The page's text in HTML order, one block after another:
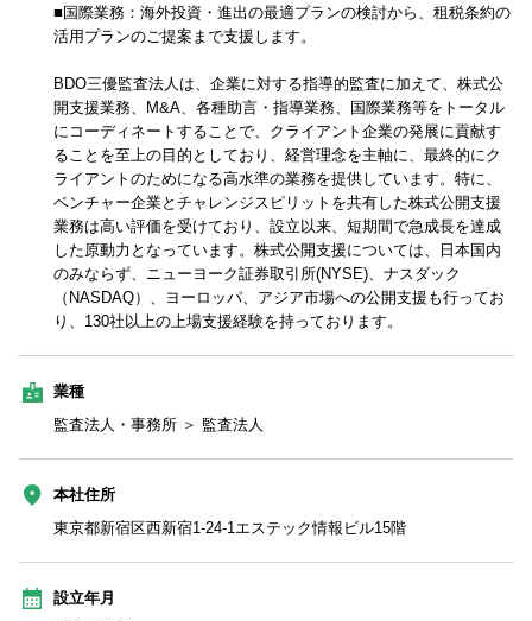
■国際業務：海外投資・進出の最適プランの検討から、租税条約の
活用プランのご提案まで支援します。
BDO三優監査法人は、企業に対する指導的監査に加えて、株式公
開支援業務、M&A、各種助言・指導業務、国際業務等をトータル
にコーディネートすることで、クライアント企業の発展に貢献す
ることを至上の目的としており、経営理念を主軸に、最終的にク
ライアントのためになる高水準の業務を提供しています。特に、
ベンチャー企業とチャレンジスピリットを共有した株式公開支援
業務は高い評価を受けており、設立以来、短期間で急成長を達成
した原動力となっています。株式公開支援については、日本国内
のみならず、ニューヨーク証券取引所(NYSE)、ナスダック
（NASDAQ）、ヨーロッパ、アジア市場への公開支援も行ってお
り、130社以上の上場支援経験を持っております。
業種
監査法人・事務所 ＞ 監査法人
本社住所
東京都新宿区西新宿1-24-1エステック情報ビル15階
設立年月